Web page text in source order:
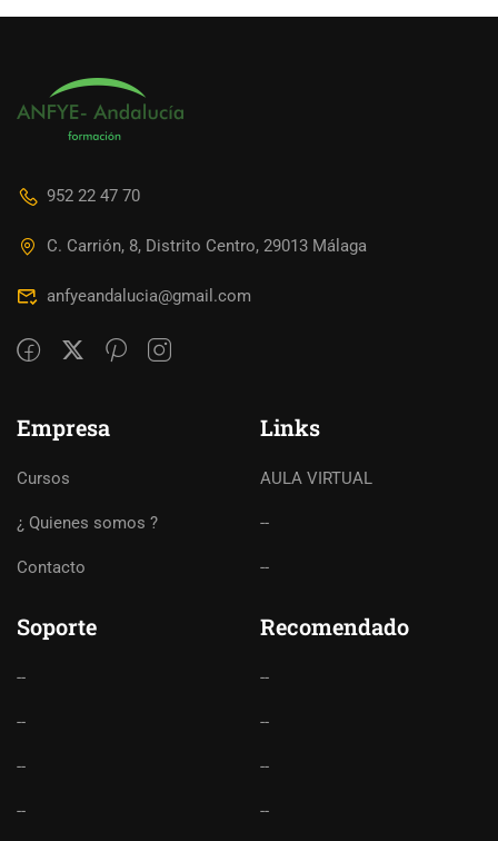
952 22 47 70
C. Carrión, 8, Distrito Centro, 29013 Málaga
anfyeandalucia@gmail.com
Empresa
Cursos
¿ Quienes somos ?
Contacto
Links
AULA VIRTUAL
--
--
Soporte
--
--
--
--
Recomendado
--
--
--
--